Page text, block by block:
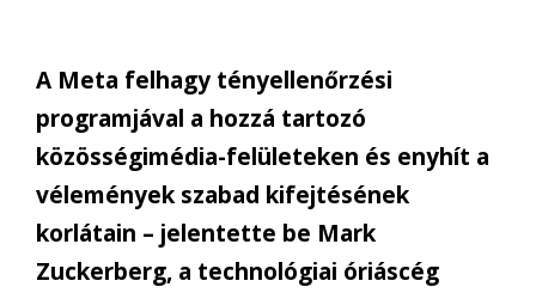
A Meta felhagy tényellenőrzési
programjával a hozzá tartozó
közösségimédia-felületeken és enyhít a
vélemények szabad kifejtésének
korlátain – jelentette be Mark
Zuckerberg, a technológiai óriáscég